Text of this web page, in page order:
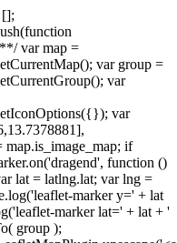
var map =
var group =
var
var
map.is_image_map; if
function ()
lat = latlng.lat; var lng =
marker y=' + lat
marker lat=' + lat + '
group );